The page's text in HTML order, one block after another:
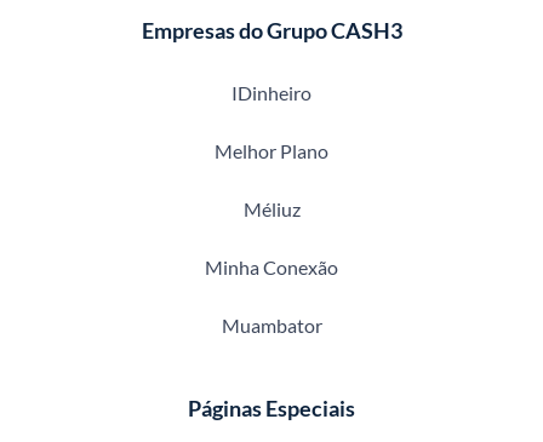
Empresas do Grupo CASH3
IDinheiro
Melhor Plano
Méliuz
Minha Conexão
Muambator
Páginas Especiais